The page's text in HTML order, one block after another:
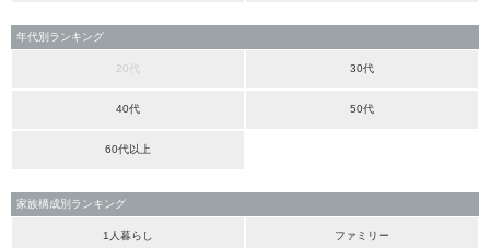
年代別ランキング
20代 30代
40代 50代
60代以上
家族構成別ランキング
1人暮らし ファミリー